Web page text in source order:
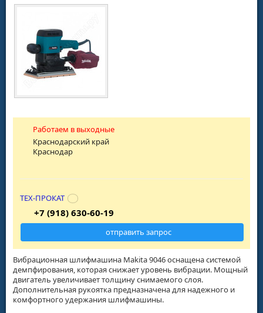
Вибрационная шлифмашина Makita 9046 оснащена системой
демпфирования, которая снижает уровень вибрации. Мощный
двигатель увеличивает толщину снимаемого слоя.
Дополнительная рукоятка предназначена для надежного и
комфортного удержания шлифмашины.
Работаем в выходные
Краснодарский край
Краснодар
ТЕХ-ПРОКАТ
+7 (918) 630-60-19
отправить запрос